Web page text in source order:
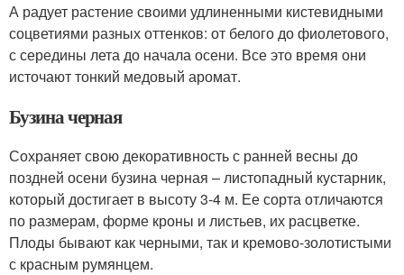
А радует растение своими удлиненными кистевидными
соцветиями разных оттенков: от белого до фиолетового,
с середины лета до начала осени. Все это время они
источают тонкий медовый аромат.
Бузина черная
Сохраняет свою декоративность с ранней весны до
поздней осени бузина черная – листопадный кустарник,
который достигает в высоту 3-4 м. Ее сорта отличаются
по размерам, форме кроны и листьев, их расцветке.
Плоды бывают как черными, так и кремово-золотистыми
с красным румянцем.